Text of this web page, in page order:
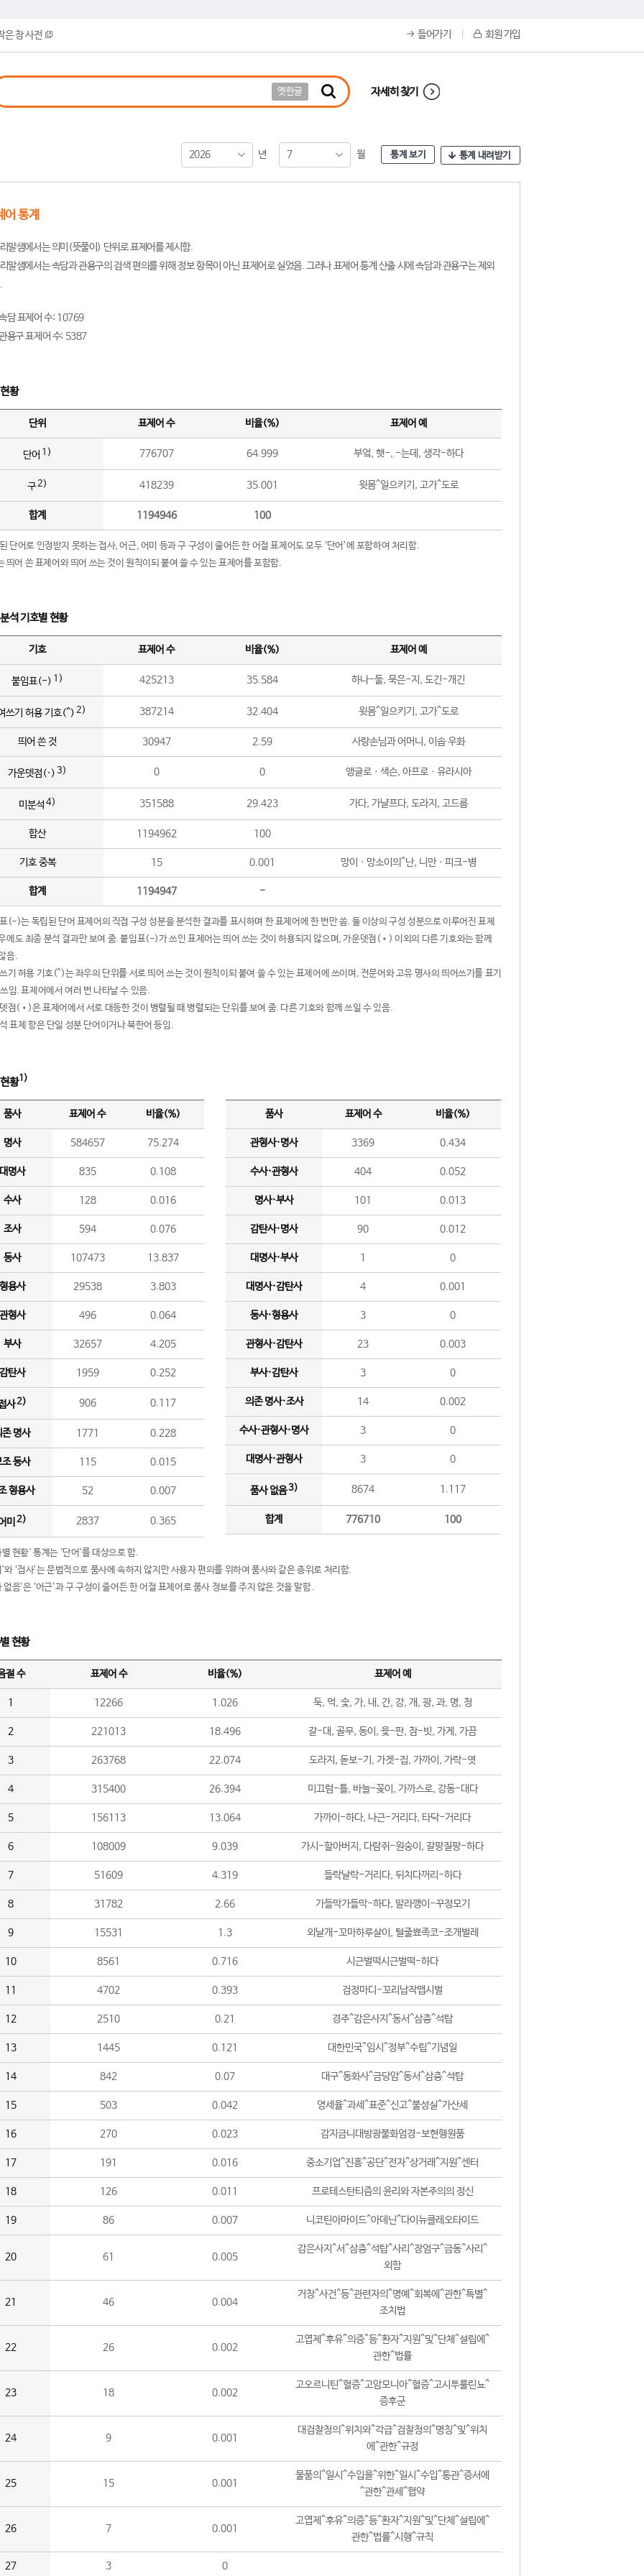
은 창 사전 들어가기 회원 가입
옛한글 자세히 찾기
2026 년 7 월 통계 보기 통계 내려받기
어 통계
말샘에서는 의미(뜻풀이) 단위로 표제어를 제시함.
말샘에서는 속담과 관용구의 검색 편의를 위해 정보 항목이 아닌 표제어로 실었음. 그러나 표제어 통계 산출 시에 속담과 관용구는 제외
담 표제어 수: 10769
용구 표제어 수: 5387
황
단위 표제어 수 비율(%) 표제어 예
단어 1) 776707 64.999 부엌, 햇-, -는데, 생각-하다
구2) 418239 35.001 윗몸^일으키기, 고가^도로
합계 1194946 100
단어로 인정받지 못하는 접사, 어근, 어미 등과 구 구성이 줄어든 한 어절 표제어도 모두 ‘단어’에 포함하여 처리함.
띄어 쓴 표제어와 띄어 쓰는 것이 원칙이되 붙여 쓸 수 있는 표제어를 포함함.
석 기호별 현황
기호 표제어 수 비율(%) 표제어 예
붙임표(-) 1) 425213 35.584 하나-둘, 묵은-지, 도긴-개긴
쓰기 허용 기호(^) 2) 387214 32.404 윗몸^일으키기, 고가^도로
띄어 쓴 것 30947 2.59 사랑손님과 어머니, 이솝 우화
가운뎃점(·) 3) 0 0 앵글로ㆍ색슨, 아프로ㆍ유라시아
미분석 4) 351588 29.423 가다, 가냘프다, 도라지, 고드름
합산 1194962 100
기호 중복 15 0.001 망이ㆍ망소이의^난, 니만ㆍ피크-병
합계 1194947 -
(-)는 독립된 단어 표제어의 직접 구성 성분을 분석한 결과를 표시하며 한 표제어에 한 번만 씀. 둘 이상의 구성 성분으로 이루어진 표제
에도 최종 분석 결과만 보여 줌. 붙임표(-)가 쓰인 표제어는 띄어 쓰는 것이 허용되지 않으며, 가운뎃점(•) 이외의 다른 기호와는 함께
음.
기 허용 기호(^)는 좌우의 단위를 서로 띄어 쓰는 것이 원칙이되 붙여 쓸 수 있는 표제어에 쓰이며, 전문어와 고유 명사의 띄어쓰기를 표기
임. 표제어에서 여러 번 나타날 수 있음.
점(•)은 표제어에서 서로 대등한 것이 병렬될 때 병렬되는 단위를 보여 줌. 다른 기호와 함께 쓰일 수 있음.
표제 항은 단일 성분 단어이거나 북한어 등임.
황1)
품사 표제어 수 비율(%)
명사 584657 75.274
명사 835 0.108
수사 128 0.016
조사 594 0.076
동사 107473 13.837
용사 29538 3.803
형사 496 0.064
부사 32657 4.205
탄사 1959 0.252
사2) 906 0.117
존 명사 1771 0.228
조 동사 115 0.015
형용사 52 0.007
미 2) 2837 0.365
품사 표제어 수 비율(%)
관형사·명사 3369 0.434
수사·관형사 404 0.052
명사·부사 101 0.013
감탄사·명사 90 0.012
대명사·부사 1 0
대명사·감탄사 4 0.001
동사·형용사 3 0
관형사·감탄사 23 0.003
부사·감탄사 3 0
의존 명사·조사 14 0.002
수사·관형사·명사 3 0
대명사·관형사 3 0
품사 없음3) 8674 1.117
합계 776710 100
현황' 통계는 '단어'를 대상으로 함.
와 ‘접사’는 문법적으로 품사에 속하지 않지만 사용자 편의를 위하여 품사와 같은 층위로 처리함.
없음’은 ‘어근’과 구 구성이 줄어든 한 어절 표제어로 품사 정보를 주지 않은 것을 말함.
현황
절 수 표제어 수 비율(%) 표제어 예
1 12266 1.026 둑, 먹, 숯, 가, 내, 간, 강, 개, 광, 과, 명, 청
2 221013 18.496 갈-대, 골무, 동이, 윷-판, 참-빗, 가게, 가끔
3 263768 22.074 도라지, 돋보-기, 가겟-집, 가까이, 가락-엿
4 315400 26.394 미끄럼-틀, 바늘-꽂이, 가까스로, 강동-대다
5 156113 13.064 가까이-하다, 나근-거리다, 타닥-거리다
6 108009 9.039 가시-할아버지, 다람쥐-원숭이, 갈팡질팡-하다
7 51609 4.319 들락날락-거리다, 뒤치다꺼리-하다
8 31782 2.66 가들막가들막-하다, 말라깽이-꾸정모기
9 15531 1.3 외날개-꼬마하루살이, 털줄뾰족코-조개벌레
10 8561 0.716 시근벌떡시근벌떡-하다
11 4702 0.393 검정마디-꼬리납작맵시벌
12 2510 0.21 경주^감은사지^동서^삼층^석탑
13 1445 0.121 대한민국^임시^정부^수립^기념일
14 842 0.07 대구^동화사^금당암^동서^삼층^석탑
15 503 0.042 영세율^과세^표준^신고^불성실^가산세
16 270 0.023 감지금니대방광불화엄경-보현행원품
17 191 0.016 중소기업^진흥^공단^전자^상거래^지원^센터
18 126 0.011 프로테스탄티즘의 윤리와 자본주의의 정신
19 86 0.007 니코틴아마이드^아데닌^다이뉴클레오타이드
20 61 0.005
감은사지^서^삼층^석탑^사리^장엄구^금동^사리^
외함
21 46 0.004
거창^사건^등^관련자의^명예^회복에^관한^특별^
조치법
22 26 0.002
고엽제^후유^의증^등^환자^지원^및^단체^설립에^
관한^법률
23 18 0.002
고오르니틴^혈증^고암모니아^혈증^고시투룰린뇨^
증후군
24 9 0.001
대검찰청의^위치와^각급^검찰청의^명칭^및^위치
에^관한^규정
25 15 0.001
물품의^일시^수입을^위한^일시^수입^통관^증서에
^관한^관세^협약
26 7 0.001
고엽제^후유^의증^등^환자^지원^및^단체^설립에^
관한^법률^시행^규칙
27 3 0